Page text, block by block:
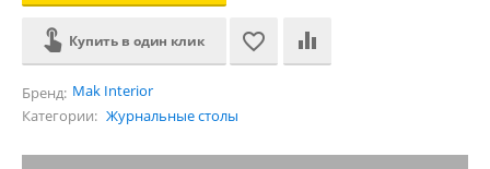
Купить в один клик
Бренд: Mak Interior
Категории: Журнальные столы